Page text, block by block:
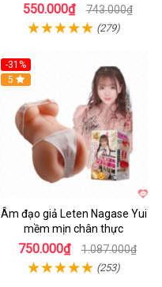
550.000₫ 743.000₫
(279)
-31%
Hot
5
Âm đạo giả Leten Nagase Yui
mềm mịn chân thực
750.000₫ 1.087.000₫
(253)